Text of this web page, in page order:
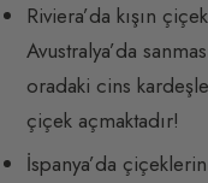
Riviera’da kışın
Avustralya’da
oradaki cins
çiçek açmaktadır!
İspanya’da